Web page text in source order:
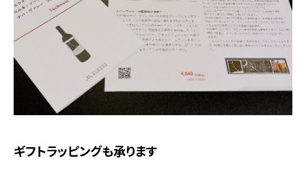
ギフトラッピングも承ります